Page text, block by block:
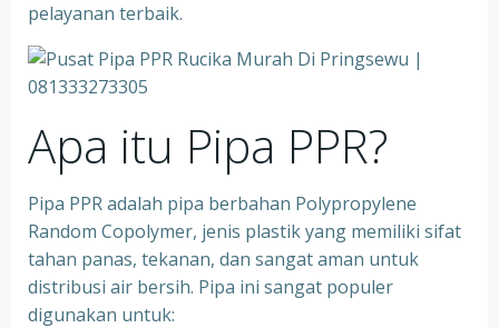
pelayanan terbaik.
Apa itu Pipa PPR?
Pipa PPR adalah pipa berbahan Polypropylene
Random Copolymer, jenis plastik yang memiliki sifat
tahan panas, tekanan, dan sangat aman untuk
distribusi air bersih. Pipa ini sangat populer
digunakan untuk: